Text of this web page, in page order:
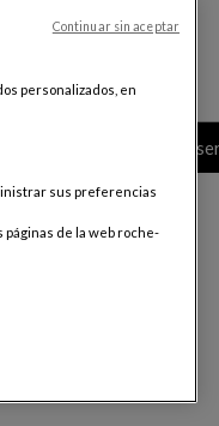
Bleu Canard
Otros colores
personalizados, en
sus preferencias
de la web roche-
Continuar sin aceptar